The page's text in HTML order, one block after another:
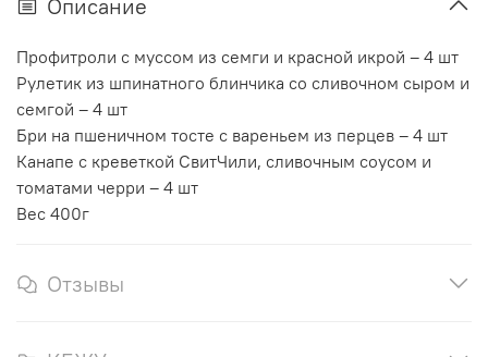
Описание
Профитроли с муссом из семги и красной икрой – 4 шт
Рулетик из шпинатного блинчика со сливочном сыром и
семгой – 4 шт
Бри на пшеничном тосте с вареньем из перцев – 4 шт
Канапе с креветкой СвитЧили, сливочным соусом и
томатами черри – 4 шт
Вес 400г
Отзывы